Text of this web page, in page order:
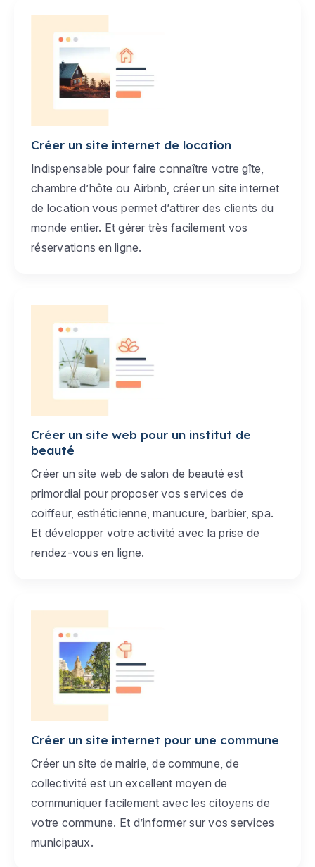
Créer un site internet de location
Indispensable pour faire connaître votre gîte,
chambre d’hôte ou Airbnb, créer un site internet
de location vous permet d’attirer des clients du
monde entier. Et gérer très facilement vos
réservations en ligne.
Créer un site web pour un institut de
beauté
Créer un site web de salon de beauté est
primordial pour proposer vos services de
coiffeur, esthéticienne, manucure, barbier, spa.
Et développer votre activité avec la prise de
rendez-vous en ligne.
Créer un site internet pour une commune
Créer un site de mairie, de commune, de
collectivité est un excellent moyen de
communiquer facilement avec les citoyens de
votre commune. Et d’informer sur vos services
municipaux.